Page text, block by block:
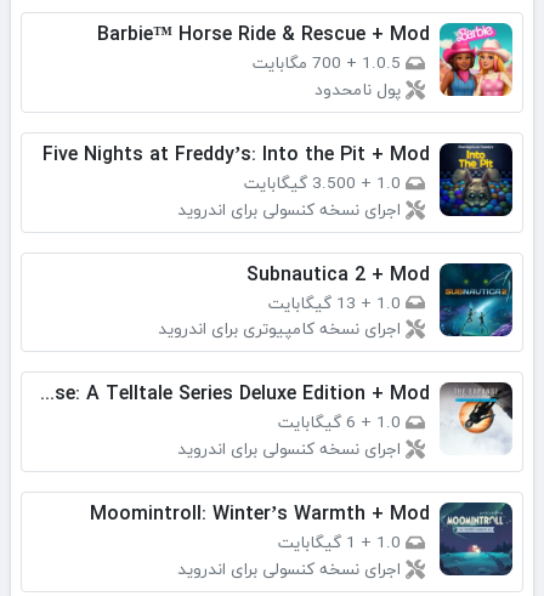
Barbie™ Horse Ride & Rescue + Mod
1.0.5
+ 700 مگابایت
پول نامحدود
Five Nights at Freddy’s: Into the Pit + Mod
1.0
+ 3.500 گیگابایت
اجرای نسخه کنسولی برای اندروید
Subnautica 2 + Mod
1.0
+ 13 گیگابایت
اجرای نسخه کامپیوتری برای اندروید
The Expanse: A Telltale Series Deluxe Edition + Mod
1.0
+ 6 گیگابایت
اجرای نسخه کنسولی برای اندروید
Moomintroll: Winter’s Warmth + Mod
1.0
+ 1 گیگابایت
اجرای نسخه کنسولی برای اندروید